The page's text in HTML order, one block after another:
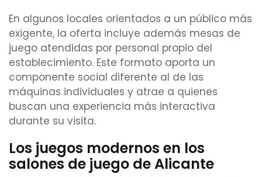
En algunos locales orientados a un público más
exigente, la oferta incluye además mesas de
juego atendidas por personal propio del
establecimiento. Este formato aporta un
componente social diferente al de las
máquinas individuales y atrae a quienes
buscan una experiencia más interactiva
durante su visita.
Los juegos modernos en los
salones de juego de Alicante